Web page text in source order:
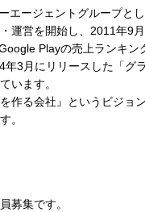
エージェントグループとし
運営を開始し、2011年9
Playの売上ランキ
3月にリリースした「グ
います。
を作る会社』というビジ
。
募集です。